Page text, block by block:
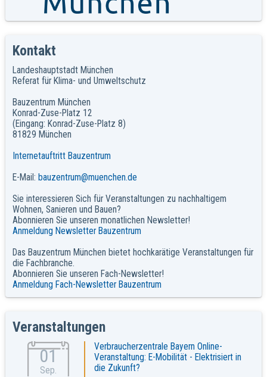
Kontakt
Landeshauptstadt München
Referat für Klima- und Umweltschutz
Bauzentrum München
Konrad-Zuse-Platz 12
(Eingang: Konrad-Zuse-Platz 8)
81829 München
Internetauftritt Bauzentrum
E-Mail: bauzentrum@muenchen.de
Sie interessieren Sich für Veranstaltungen zu nachhaltigem
Wohnen, Sanieren und Bauen?
Abonnieren Sie unseren monatlichen Newsletter!
Anmeldung Newsletter Bauzentrum
Das Bauzentrum München bietet hochkarätige Veranstaltungen für
die Fachbranche.
Abonnieren Sie unseren Fach-Newsletter!
Anmeldung Fach-Newsletter Bauzentrum
Veranstaltungen
01
Sep.
Verbraucherzentrale Bayern Online-
Veranstaltung: E-Mobilität - Elektrisiert in
die Zukunft?